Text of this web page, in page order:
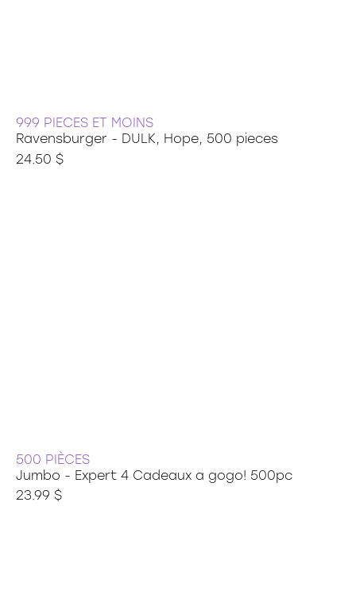
999 PIECES ET MOINS
Ravensburger - DULK, Hope, 500 pieces
24.50 $
500 PIÈCES
Jumbo - Expert 4 Cadeaux a gogo! 500pc
23.99 $